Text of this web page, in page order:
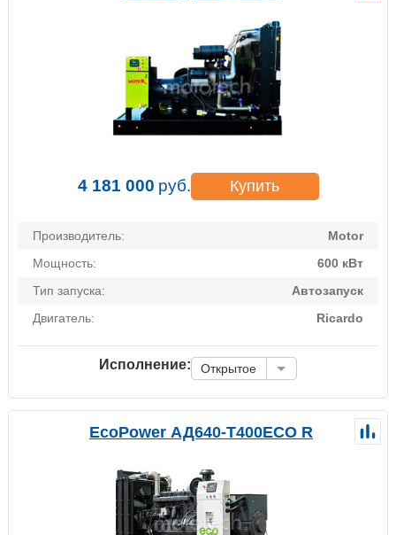
4 181 000 руб. Купить
Производитель:
Motor
Мощность:
600 кВт
Тип запуска:
Автозапуск
Двигатель:
Ricardo
Исполнение: Открытое
EcoPower АД640-T400ECO R